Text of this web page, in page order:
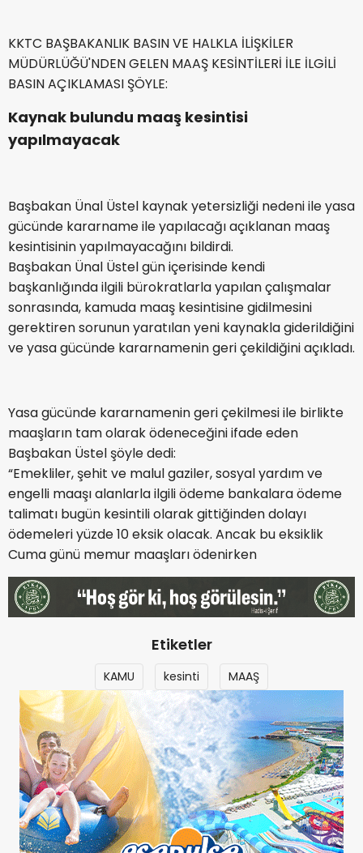
KKTC BAŞBAKANLIK BASIN VE HALKLA İLİŞKİLER
MÜDÜRLÜĞÜ'NDEN GELEN MAAŞ KESİNTİLERİ İLE İLGİLİ
BASIN AÇIKLAMASI ŞÖYLE:
Kaynak bulundu maaş kesintisi
yapılmayacak
Başbakan Ünal Üstel kaynak yetersizliği nedeni ile yasa
gücünde kararname ile yapılacağı açıklanan maaş
kesintisinin yapılmayacağını bildirdi.
Başbakan Ünal Üstel gün içerisinde kendi
başkanlığında ilgili bürokratlarla yapılan çalışmalar
sonrasında, kamuda maaş kesintisine gidilmesini
gerektiren sorunun yaratılan yeni kaynakla giderildiğini
ve yasa gücünde kararnamenin geri çekildiğini açıkladı.
Yasa gücünde kararnamenin geri çekilmesi ile birlikte
maaşların tam olarak ödeneceğini ifade eden
Başbakan Üstel şöyle dedi:
“Emekliler, şehit ve malul gaziler, sosyal yardım ve
engelli maaşı alanlarla ilgili ödeme bankalara ödeme
talimatı bugün kesintili olarak gittiğinden dolayı
ödemeleri yüzde 10 eksik olacak. Ancak bu eksiklik
Cuma günü memur maaşları ödenirken
Etiketler
KAMU kesinti MAAŞ